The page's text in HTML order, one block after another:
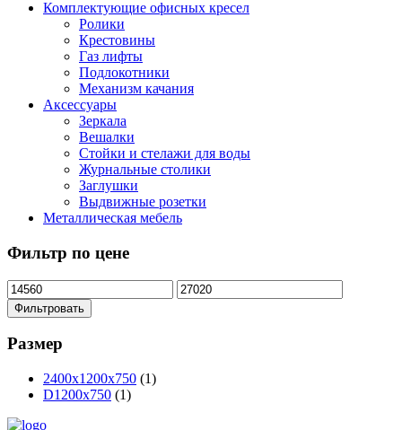
Комплектующие офисных кресел
Ролики
Крестовины
Газ лифты
Подлокотники
Механизм качания
Аксессуары
Зеркала
Вешалки
Стойки и стелажи для воды
Журнальные столики
Заглушки
Выдвижные розетки
Металлическая мебель
Фильтр по цене
Фильтровать
Размер
2400х1200х750 (1)
D1200х750 (1)